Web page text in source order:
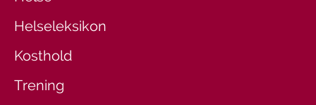
Helseleksikon
Kosthold
Trening